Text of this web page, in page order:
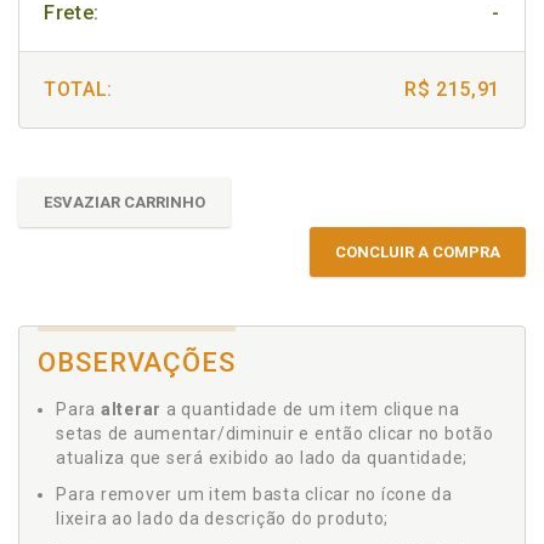
Frete: -
TOTAL: R$ 215,91
ESVAZIAR CARRINHO
CONCLUIR A COMPRA
OBSERVAÇÕES
Para alterar a quantidade de um item clique na
setas de aumentar/diminuir e então clicar no botão
atualiza que será exibido ao lado da quantidade;
Para remover um item basta clicar no ícone da
lixeira ao lado da descrição do produto;